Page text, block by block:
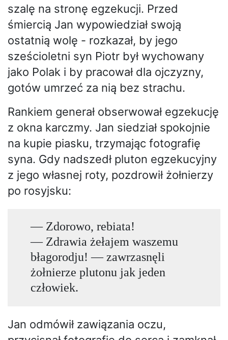
szalę na stronę egzekucji. Przed
śmiercią Jan wypowiedział swoją
ostatnią wolę - rozkazał, by jego
sześcioletni syn Piotr był wychowany
jako Polak i by pracował dla ojczyzny,
gotów umrzeć za nią bez strachu.
Rankiem generał obserwował egzekucję
z okna karczmy. Jan siedział spokojnie
na kupie piasku, trzymając fotografię
syna. Gdy nadszedł pluton egzekucyjny
z jego własnej roty, pozdrowił żołnierzy
po rosyjsku:
— Zdorowo, rebiata!
— Zdrawia żełajem waszemu
błagorodju! — zawrzasnęli
żołnierze plutonu jak jeden
człowiek.
Jan odmówił zawiązania oczu,